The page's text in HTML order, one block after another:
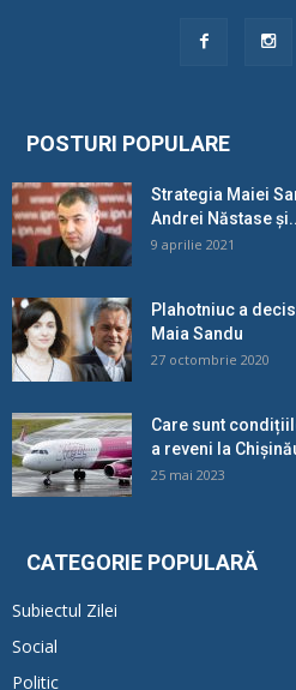
POSTURI POPULARE
Strategia Maiei
Andrei Năstase
9 aprilie 2021
Plahotniuc a
Maia Sandu
27 octombrie 2020
Care sunt
a reveni la
25 mai 2023
CATEGORIE POPULARĂ
Subiectul Zilei
Social
Politic